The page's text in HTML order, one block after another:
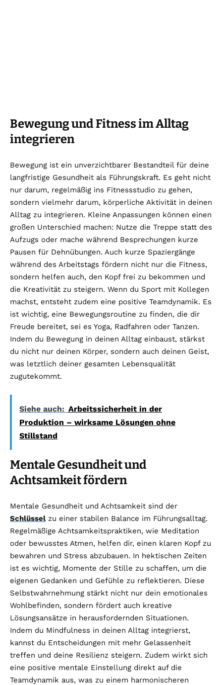
Bewegung und Fitness im Alltag
integrieren
Bewegung ist ein unverzichtbarer Bestandteil für deine
langfristige Gesundheit als Führungskraft. Es geht nicht
nur darum, regelmäßig ins Fitnessstudio zu gehen,
sondern vielmehr darum, körperliche Aktivität in deinen
Alltag zu integrieren. Kleine Anpassungen können einen
großen Unterschied machen: Nutze die Treppe statt des
Aufzugs oder mache während Besprechungen kurze
Pausen für Dehnübungen. Auch kurze Spaziergänge
während des Arbeitstags fördern nicht nur die Fitness,
sondern helfen auch, den Kopf frei zu bekommen und
die Kreativität zu steigern. Wenn du Sport mit Kollegen
machst, entsteht zudem eine positive Teamdynamik. Es
ist wichtig, eine Bewegungsroutine zu finden, die dir
Freude bereitet, sei es Yoga, Radfahren oder Tanzen.
Indem du Bewegung in deinen Alltag einbaust, stärkst
du nicht nur deinen Körper, sondern auch deinen Geist,
was letztlich deiner gesamten Lebensqualität
zugutekommt.
Siehe auch: Arbeitssicherheit in der
Produktion – wirksame Lösungen ohne
Stillstand
Mentale Gesundheit und
Achtsamkeit fördern
Mentale Gesundheit und Achtsamkeit sind der
Schlüssel zu einer stabilen Balance im Führungsalltag.
Regelmäßige Achtsamkeitspraktiken, wie Meditation
oder bewusstes Atmen, helfen dir, einen klaren Kopf zu
bewahren und Stress abzubauen. In hektischen Zeiten
ist es wichtig, Momente der Stille zu schaffen, um die
eigenen Gedanken und Gefühle zu reflektieren. Diese
Selbstwahrnehmung stärkt nicht nur dein emotionales
Wohlbefinden, sondern fördert auch kreative
Lösungsansätze in herausfordernden Situationen.
Indem du Mindfulness in deinen Alltag integrierst,
kannst du Entscheidungen mit mehr Gelassenheit
treffen und deine Resilienz steigern. Zudem wirkt sich
eine positive mentale Einstellung direkt auf die
Teamdynamik aus, was zu einem harmonischeren